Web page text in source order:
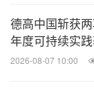
德高中国斩获
年度可持续实
2026-08-07 10:00